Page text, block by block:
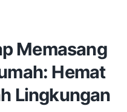
Memasang
Hemat
Lingkungan